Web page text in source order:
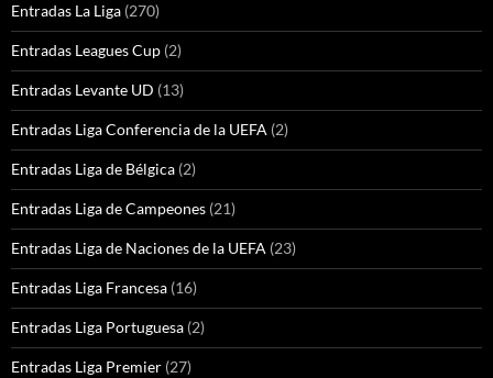
Entradas La Liga (270)
Entradas Leagues Cup (2)
Entradas Levante UD (13)
Entradas Liga Conferencia de la UEFA (2)
Entradas Liga de Bélgica (2)
Entradas Liga de Campeones (21)
Entradas Liga de Naciones de la UEFA (23)
Entradas Liga Francesa (16)
Entradas Liga Portuguesa (2)
Entradas Liga Premier (27)